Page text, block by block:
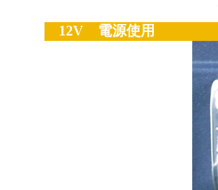
12V 電源使用